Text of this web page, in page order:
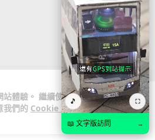
體驗。 繼續使用
我們的 Cookie 政
🎵 ⛶
📖 文字版訪問 →